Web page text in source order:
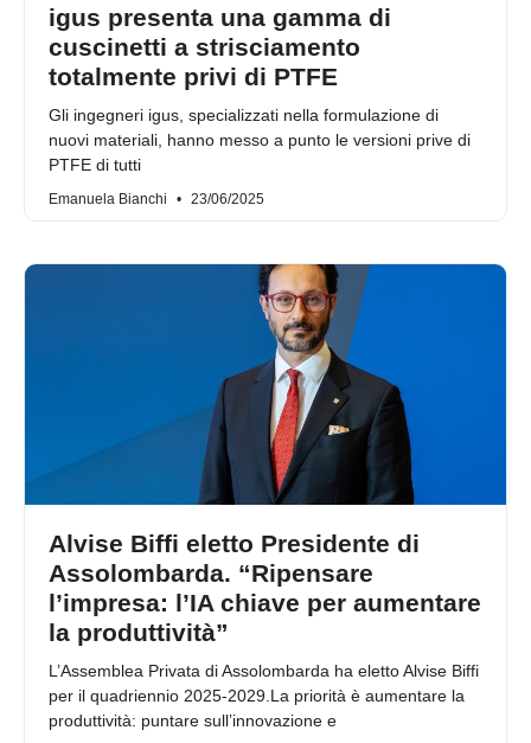
igus presenta una gamma di
cuscinetti a strisciamento
totalmente privi di PTFE
Gli ingegneri igus, specializzati nella formulazione di
nuovi materiali, hanno messo a punto le versioni prive di
PTFE di tutti
Emanuela Bianchi 23/06/2025
Alvise Biffi eletto Presidente di
Assolombarda. “Ripensare
l’impresa: l’IA chiave per aumentare
la produttività”
L’Assemblea Privata di Assolombarda ha eletto Alvise Biffi
per il quadriennio 2025-2029.La priorità è aumentare la
produttività: puntare sull’innovazione e